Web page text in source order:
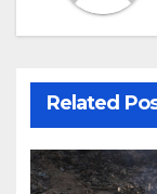
Related